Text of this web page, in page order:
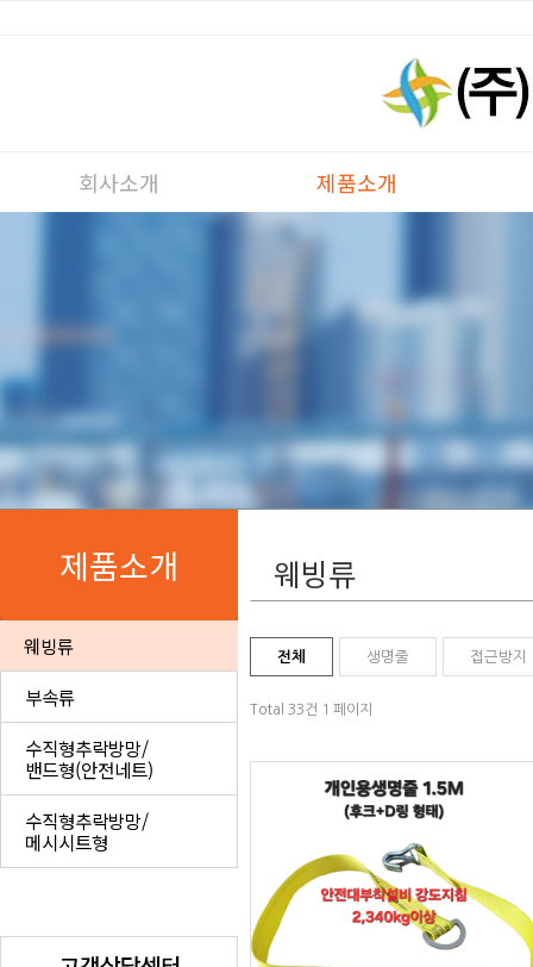
회사소개 제품소개
제품소개
웨빙류
부속류
수직형추락방망/
밴드형(안전네트)
수직형추락방망/
메시시트형
웨빙류
전체 생명줄 접근방지
Total 33건 1 페이지